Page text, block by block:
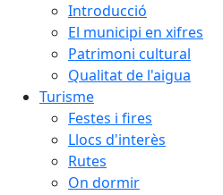
Introducció
El municipi en xifres
Patrimoni cultural
Qualitat de l'aigua
Turisme
Festes i fires
Llocs d'interès
Rutes
On dormir